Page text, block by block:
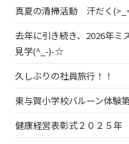
真夏の清掃活動 汗だく
去年に引き続き、2026年ミ
見学(^_-)-☆
久しぶりの社員旅行！！
東与賀小学校バルーン体験
健康経営表彰式２０２５年